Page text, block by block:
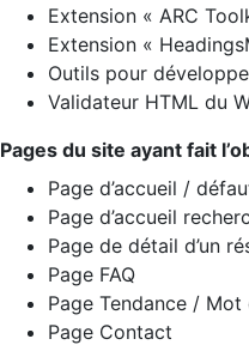
Extension « ARC
Extension «
Outils pour
Validateur HTML du
Pages du site ayant fait
Page d’accueil /
Page d’accueil
Page de détail d’un
Page FAQ
Page Tendance / Mot
Page Contact